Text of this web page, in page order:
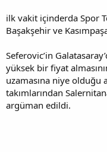
ilk vakit içinderda Spor
Başakşehir ve
Seferovic’in
yüksek bir fiyat
uzamasına niye olduğu
takımlarından
argüman edildi.